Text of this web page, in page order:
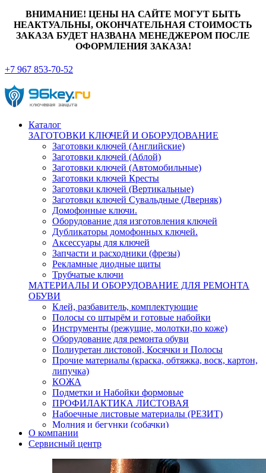
ВНИМАНИЕ! ЦЕНЫ НА САЙТЕ МОГУТ БЫТЬ
НЕАКТУАЛЬНЫ, ОКОНЧАТЕЛЬНАЯ СТОИМОСТЬ
ЗАКАЗА БУДЕТ НАЗВАНА МЕНЕДЖЕРОМ ПОСЛЕ
ОФОРМЛЕНИЯ ЗАКАЗА!
+7 967 853-70-52
Каталог
ЗАГОТОВКИ КЛЮЧЕЙ И ОБОРУДОВАНИЕ
Заготовки ключей (Английские)
Заготовки ключей (Аблой)
Заготовки ключей (Автомобильные)
Заготовки ключей Кресты
Заготовки ключей (Вертикальные)
Заготовки ключей Сувальдные (Дверняк)
Домофонные ключи.
Оборудование для изготовления ключей
Дубликаторы домофонных ключей.
Аксессуары для ключей
Запчасти и расходники (фрезы)
Рекламные диодные щиты
Трубчатые ключи
МАТЕРИАЛЫ И ОБОРУДОВАНИЕ ДЛЯ РЕМОНТА
ОБУВИ
Клей, разбавитель, комплектующие
Полосы со штырём и готовые набойки
Инструменты (режущие, молотки,по коже)
Оборудование для ремонта обуви
Полиуретан листовой, Косячки и Полосы
Прочие материалы (краска, обтяжка, воск, картон,
липучка)
КОЖА
Подметки и Набойки формовые
ПРОФИЛАКТИКА ЛИСТОВАЯ
Набоечные листовые материалы (РЕЗИТ)
Молния и бегунки (собачки)
Нитки,иглы-шило,крючки.
Уход и косметика для обуви
Кнопки (магнитые,кобурные)
Пряжки для ремня
О компании
Сервисный центр